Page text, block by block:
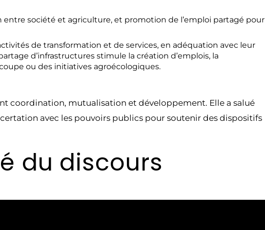
société et agriculture, et promotion de l’emploi partagé pour
de transformation et de services, en adéquation avec leur
d’infrastructures stimule la création d’emplois, la
ou des initiatives agroécologiques.
coordination, mutualisation et développement. Elle a salué
avec les pouvoirs publics pour soutenir des dispositifs
du discours